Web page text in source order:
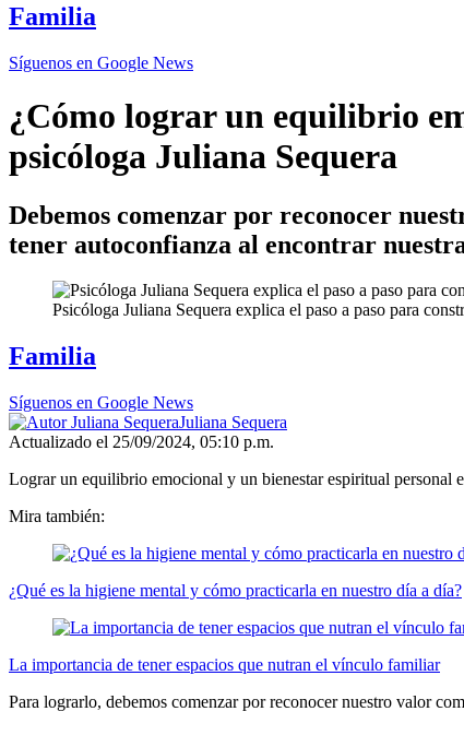
Familia
Síguenos en Google News
¿Cómo lograr un equilibrio
psicóloga Juliana Sequera
Debemos comenzar por reconocer
tener autoconfianza al encontrar
Psicóloga Juliana Sequera explica el paso a paso para
Familia
Síguenos en Google News
Juliana Sequera
Actualizado el 25/09/2024, 05:10 p.m.
Lograr un equilibrio emocional y un bienestar espiritual personal
Mira también:
¿Qué es la higiene mental y cómo practicarla en nuestro día a día?
La importancia de tener espacios que nutran el vínculo familiar
Para lograrlo, debemos comenzar por reconocer nuestro valor